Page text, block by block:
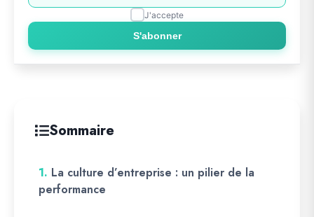
J'accepte
S'abonner
Sommaire
1. La culture d’entreprise : un pilier de la
performance